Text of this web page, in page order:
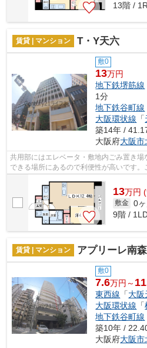
13階 /
賃貸 | マンション T・Y天六
敷0
13万円
地下鉄堺筋線
1分
地下鉄谷町線
大阪環状線 「
築14年 /
大阪府大阪市
共用部にはエレベータ・敷地内ごみ置き
できる場所にあるので利便性が高いです
13万円
敷金 0ヶ
9階 /
賃貸 | マンション アプリーレ南
敷0
7.6万円～
東西線 「大阪
大阪環状線 「
地下鉄谷町線
築10年 /
大阪府大阪市